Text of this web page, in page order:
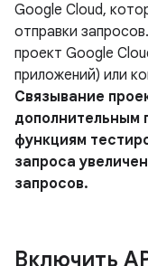
Google Cloud,
отправки
проект Google
приложений) или
Связывание
дополнительным
функциям
запроса
запросов.
Включить